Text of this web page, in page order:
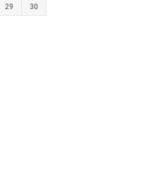
29 30